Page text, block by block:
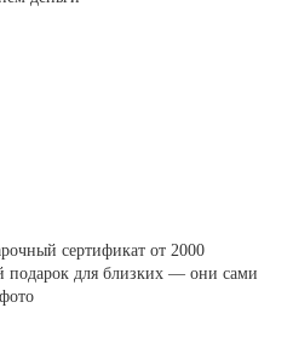
сертификат от 2000
подарок для близких — они сами